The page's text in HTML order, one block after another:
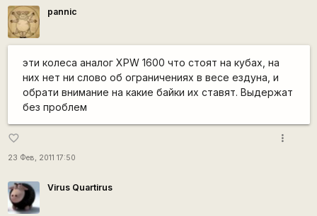
pannic
эти колеса аналог XPW 1600 что стоят на кубах, на
них нет ни слово об ограничениях в весе ездуна, и
обрати внимание на какие байки их ставят. Выдержат
без проблем
favorite_border
23 Фев, 2011 17:50
more_vert
Virus Quartirus